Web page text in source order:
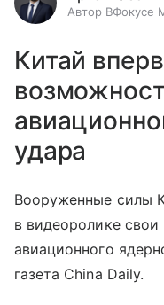
Автор ВФокусе
Китай
удара
Вооруженные силы
в видеоролике
авиационного
газета China Daily.